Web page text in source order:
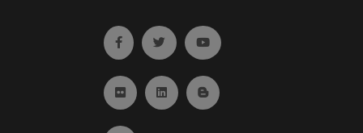
Ir a facebook (abre en ventana nueva)
Ir a twitter (abre en ventana nueva)
Ir a YouTube (abre en
Ir a Flickr (abre en ventana nueva)
Ir a Linkedin (abre en ventana nueva)
Ir al Blog (abre en ventana